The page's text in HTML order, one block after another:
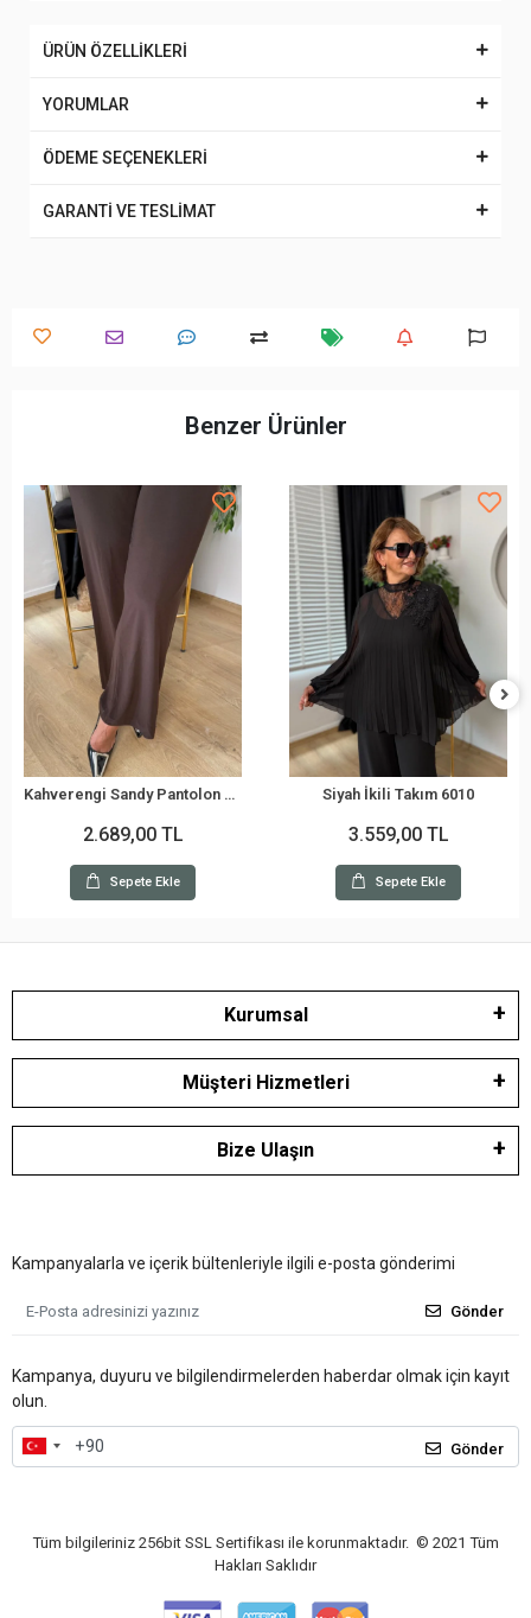
ÜRÜN ÖZELLİKLERİ
YORUMLAR
ÖDEME SEÇENEKLERİ
GARANTİ VE TESLİMAT
Benzer Ürünler
Kahverengi Sandy Pantolon 32051Y
2.689,00 TL
Sepete Ekle
Siyah İkili Takım 6010
3.559,00 TL
Sepete Ekle
Kurumsal
Müşteri Hizmetleri
Bize Ulaşın
Kampanyalarla ve içerik bültenleriyle ilgili e-posta gönderimi
Gönder
Kampanya, duyuru ve bilgilendirmelerden haberdar olmak için kayıt
olun.
Gönder
Tüm bilgileriniz 256bit SSL Sertifikası ile korunmaktadır. © 2021 Tüm
Hakları Saklıdır